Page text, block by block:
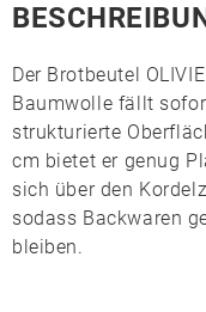
Der Brotbeutel
Baumwolle fällt
strukturierte
cm bietet er genug
sich über den
sodass Backwaren
bleiben.